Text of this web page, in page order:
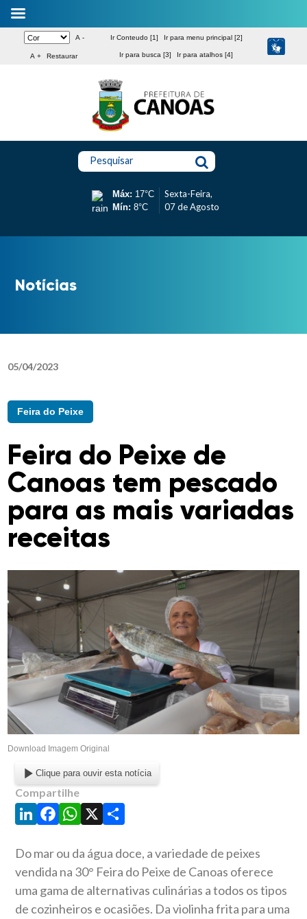
A -
A + Restaurar
Ir Conteudo [1] Ir para menu principal [2]
Ir para busca [3] Ir para atalhos [4]
Pesquisar
Máx: 17°C
Mín: 8°C
Sexta-Feira,
07 de Agosto
Notícias
05/04/2023
Feira do Peixe
Feira do Peixe de
Canoas tem pescado
para as mais variadas
receitas
Download Imagem Original
Clique para ouvir esta notícia
Compartilhe
LinkedIn
Facebook
WhatsApp
X Share
Do mar ou da água doce, a variedade de peixes
vendida na 30° Feira do Peixe de Canoas oferece
uma gama de alternativas culinárias a todos os tipos
de cozinheiros e ocasiões. Da violinha frita para uma